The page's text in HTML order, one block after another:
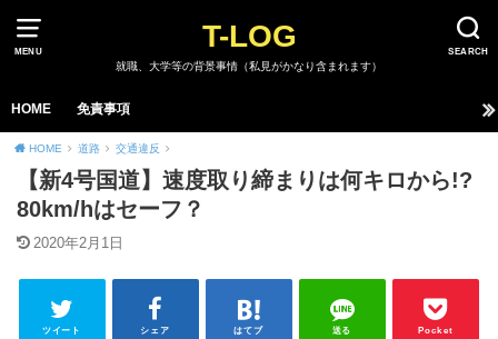
MENU SEARCH
T-LOG
就職、大学等の背景事情（私見がかなり含まれます）
HOME 免責事項
HOME 道路 交通違反
【新4号国道】速度取り締まりは何キロから!?
80km/hはセーフ？
2020年2月1日
ツイート シェア はてブ 送る Pocket